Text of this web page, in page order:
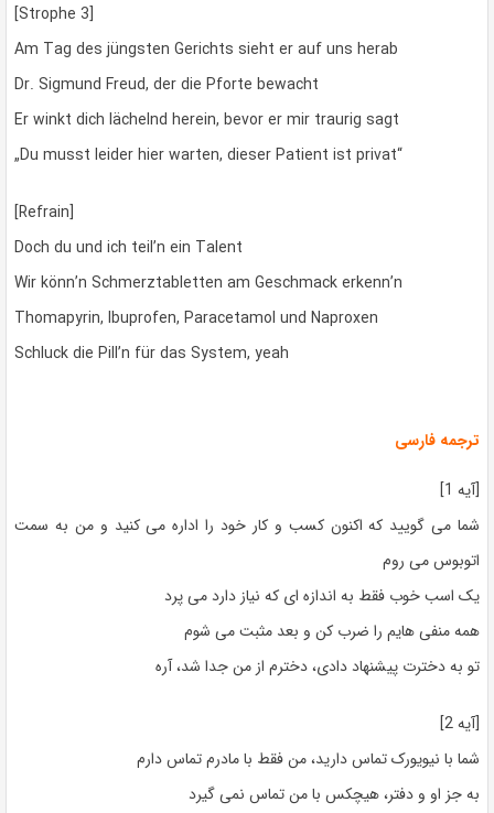
[Strophe 3]
Am Tag des jüngsten Gerichts sieht er auf uns herab
Dr. Sigmund Freud, der die Pforte bewacht
Er winkt dich lächelnd herein, bevor er mir traurig sagt
„Du musst leider hier warten, dieser Patient ist privat“
[Refrain]
Doch du und ich teil’n ein Talent
Wir könn’n Schmerztabletten am Geschmack erkenn’n
Thomapyrin, Ibuprofen, Paracetamol und Naproxen
Schluck die Pill’n für das System, yeah
ترجمه فارسی
[آیه 1]
شما می گویید که اکنون کسب و کار خود را اداره می کنید و من به سمت
اتوبوس می روم
یک اسب خوب فقط به اندازه ای که نیاز دارد می پرد
همه منفی هایم را ضرب کن و بعد مثبت می شوم
تو به دخترت پیشنهاد دادی، دخترم از من جدا شد، آره
[آیه 2]
شما با نیویورک تماس دارید، من فقط با مادرم تماس دارم
به جز او و دفتر، هیچکس با من تماس نمی گیرد